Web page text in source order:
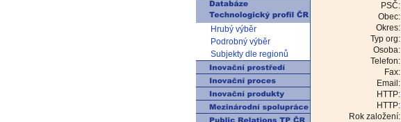
Hrubý výběr
Podrobný výběr
Subjekty dle regionů
PSČ:
Obec:
Okres:
Typ org:
Osoba:
Telefon:
Fax:
Email:
HTTP:
HTTP:
Rok založení: